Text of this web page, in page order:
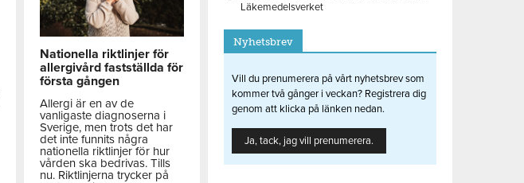
Nationella riktlinjer för
allergivård fastställda för
första gången
Allergi är en av de
vanligaste diagnoserna i
Sverige, men trots det har
det inte funnits några
nationella riktlinjer för hur
vården ska bedrivas. Tills
nu. Riktlinjerna trycker på
Läkemedelsverket
Nyhetsbrev
Vill du prenumerera på vårt nyhetsbrev som
kommer två gånger i veckan? Registrera dig
genom att klicka på länken nedan.
Ja, tack, jag vill prenumerera.